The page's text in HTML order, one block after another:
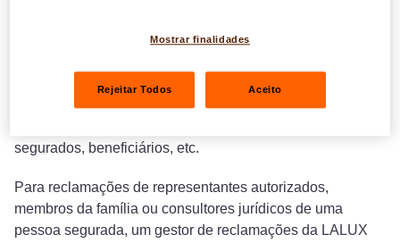
relação a um contrato de seguros ou ao serviço prestado a
Um requerente é qualquer pessoa com direito a que o seu
segurados, beneficiários, etc.
Para reclamações de representantes autorizados,
membros da família ou consultores jurídicos de uma
pessoa segurada, um gestor de reclamações da LALUX
Mostrar finalidades
Rejeitar Todos Aceito